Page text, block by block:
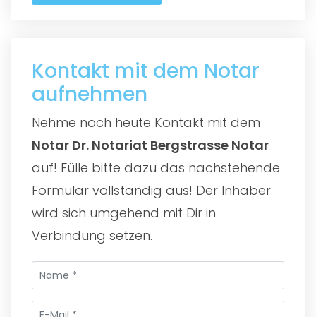
Kontakt mit dem Notar
aufnehmen
Nehme noch heute Kontakt mit dem
Notar Dr. Notariat Bergstrasse Notar
auf! Fülle bitte dazu das nachstehende
Formular vollständig aus! Der Inhaber
wird sich umgehend mit Dir in
Verbindung setzen.